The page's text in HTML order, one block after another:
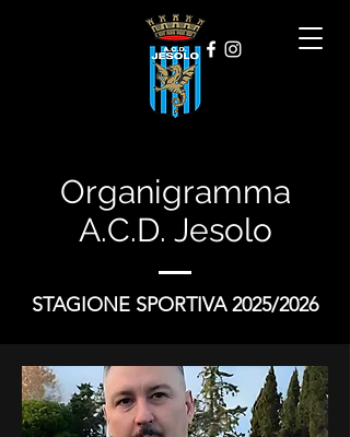
Organigramma
A.C.D. Jesolo
STAGIONE SPORTIVA 2025/2026